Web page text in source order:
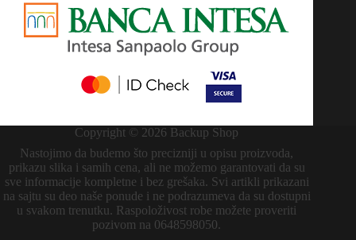
Copyright © 2026 Backup Shop
Nastojimo da budemo što precizniji u opisu proizvoda,
prikazu slika i samih cena, ali ne možemo garantovati da su
sve informacije kompletne i bez grešaka. Svi artikli prikazani
na sajtu su deo naše ponude i ne podrazumeva da su dostupni
u svakom trenutku. Raspoloživost robe možete proveriti
pozivom na 0648598050.